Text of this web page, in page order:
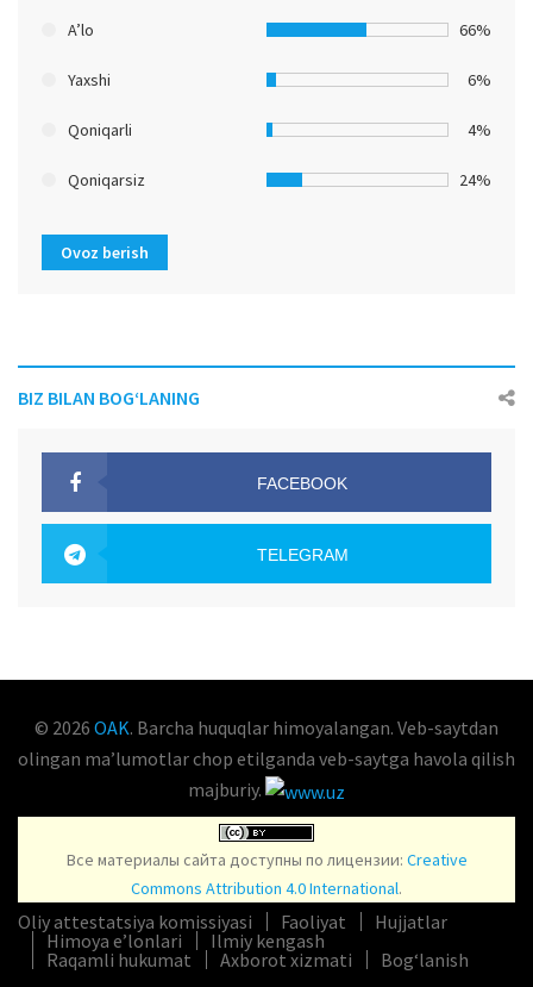
A’lo 66%
Yaxshi 6%
Qoniqarli 4%
Qoniqarsiz 24%
Ovoz berish
BIZ BILAN BOG‘LANING
FACEBOOK
TELEGRAM
© 2026 OAK. Barcha huquqlar himoyalangan. Veb-saytdan
olingan maʼlumotlar chop etilganda veb-saytga havola qilish
majburiy.
Все материалы сайта доступны по лицензии: Creative
Commons Attribution 4.0 International.
Oliy attestatsiya komissiyasi Faoliyat
Hujjatlar
Himoya e’lonlari
Ilmiy kengash
Raqamli hukumat
Axborot xizmati Bog‘lanish